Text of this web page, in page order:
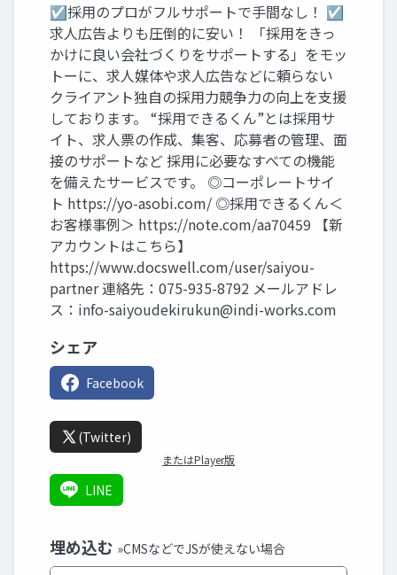
☑採用のプロがフルサポートで手間なし！ ☑
求人広告よりも圧倒的に安い！ 「採用をきっ
かけに良い会社づくりをサポートする」をモッ
トーに、求人媒体や求人広告などに頼らない
クライアント独自の採用力競争力の向上を支援
しております。 “採用できるくん”とは採用サ
イト、求人票の作成、集客、応募者の管理、面
接のサポートなど 採用に必要なすべての機能
を備えたサービスです。 ◎コーポレートサイ
ト https://yo-asobi.com/ ◎採用できるくん＜
お客様事例＞ https://note.com/aa70459 【新
アカウントはこちら】
https://www.docswell.com/user/saiyou-
partner 連絡先：075-935-8792 メールアドレ
ス： info-saiyoudekirukun@indi-works.com
シェア
Facebook
(Twitter)
またはPlayer版
LINE
埋め込む »CMSなどでJSが使えない場合